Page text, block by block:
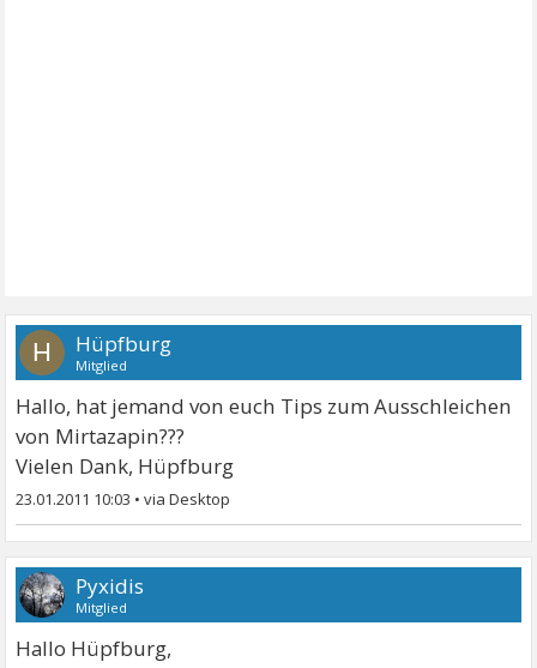
H Hüpfburg
Mitglied
Hallo, hat jemand von euch Tips zum Ausschleichen
von Mirtazapin???
Vielen Dank, Hüpfburg
23.01.2011 10:03 •
Pyxidis
Mitglied
Hallo Hüpfburg,